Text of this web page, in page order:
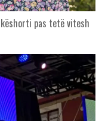
pas tetë vitesh